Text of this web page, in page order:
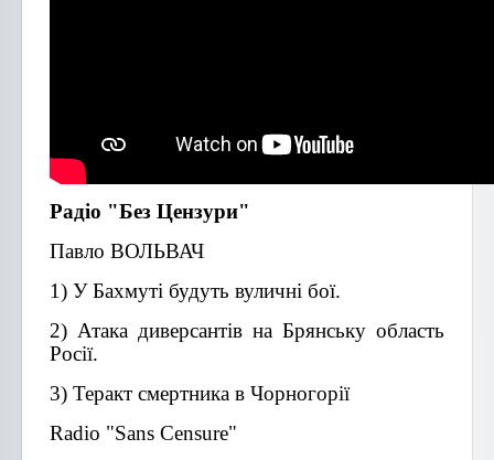
Радіо "Без Цензури"
Павло ВОЛЬВАЧ
1) У Бахмуті будуть вуличні бої.
2) Атака диверсантів на Брянську область
Росії.
3) Теракт смертника в Чорногорії
Radio "Sans Censure"